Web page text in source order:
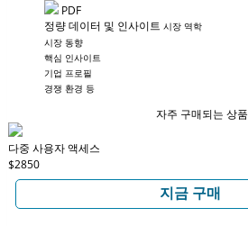
PDF
정량 데이터 및 인사이트 시장 역학
시장 동향
핵심 인사이트
기업 프로필
경쟁 환경 등
자주 구매되는 상품
다중 사용자 액세스
$2850
지금 구매